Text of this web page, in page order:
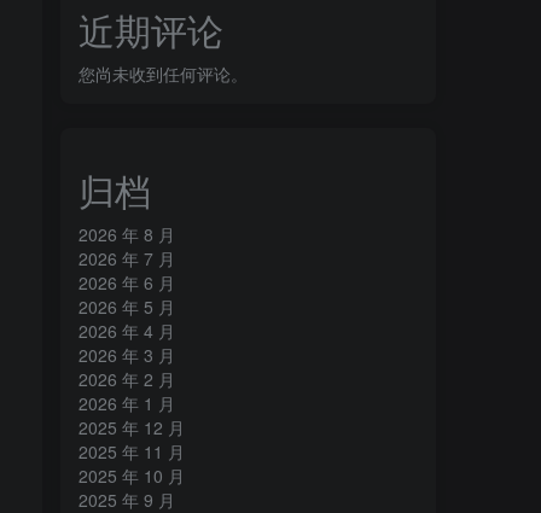
近期评论
您尚未收到任何评论。
归档
2026 年 8 月
2026 年 7 月
2026 年 6 月
2026 年 5 月
2026 年 4 月
2026 年 3 月
2026 年 2 月
2026 年 1 月
2025 年 12 月
2025 年 11 月
2025 年 10 月
2025 年 9 月